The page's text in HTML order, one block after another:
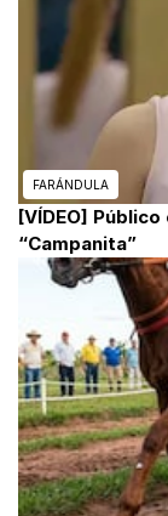
FARÁNDULA
[VÍDEO]
“Campanita”